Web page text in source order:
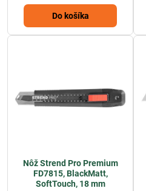
Do košíka
Nôž Strend Pro Premium
FD7815, BlackMatt,
SoftTouch, 18 mm